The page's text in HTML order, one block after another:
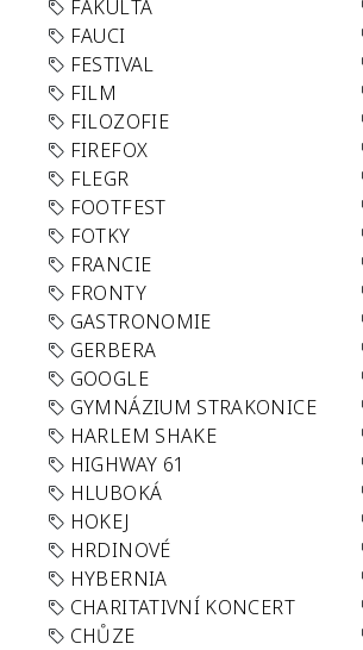
FAKULTA
FAUCI
FESTIVAL
FILM
FILOZOFIE
FIREFOX
FLEGR
FOOTFEST
FOTKY
FRANCIE
FRONTY
GASTRONOMIE
GERBERA
GOOGLE
GYMNÁZIUM STRAKONICE
HARLEM SHAKE
HIGHWAY 61
HLUBOKÁ
HOKEJ
HRDINOVÉ
HYBERNIA
CHARITATIVNÍ KONCERT
CHŮZE